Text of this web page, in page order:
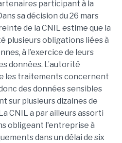
participant à la
sa décision du 26 mars
de la CNIL estime que la
plusieurs obligations liées à
à l’exercice de leurs
données. L’autorité
les traitements concernent
des données sensibles
sur plusieurs dizaines de
CNIL a par ailleurs assorti
obligeant l'entreprise à
dans un délai de six